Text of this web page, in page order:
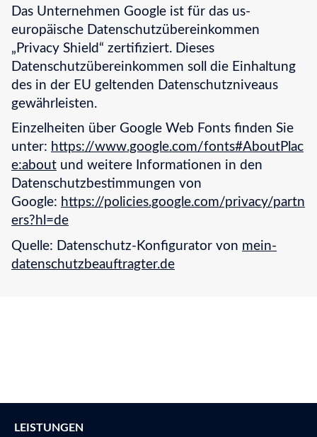
Das Unternehmen Google ist für das us-
europäische Datenschutzübereinkommen
„Privacy Shield“ zertifiziert. Dieses
Datenschutzübereinkommen soll die Einhaltung
des in der EU geltenden Datenschutzniveaus
gewährleisten.
Einzelheiten über Google Web Fonts finden Sie
unter: https://www.google.com/fonts#AboutPlac
e:about und weitere Informationen in den
Datenschutzbestimmungen von
Google: https://policies.google.com/privacy/partn
ers?hl=de
Quelle: Datenschutz-Konfigurator von mein-
datenschutzbeauftragter.de
LEISTUNGEN